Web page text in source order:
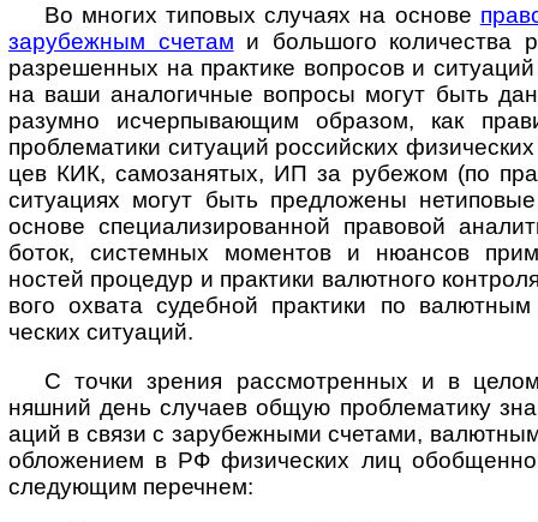
Во многих типовых случаях на основе
зару­беж­ным счетам и боль­шого коли­чества
разре­шенных на прак­тике воп­ро­сов и
на ваши анало­гич­ные воп­росы могут быть
разумно исчер­пы­ва­ющим образом, как
пробле­матики ситу­аций рос­сий­ских
цев КИК, само­за­нятых, ИП за рубе­жом (по
ситу­ациях могут быть пред­ложены
основе специ­а­лизи­ро­ван­ной право­вой
боток, систем­ных момен­тов и нюан­сов
ностей проце­дур и прак­тики валют­ного
вого охвата судеб­ной прак­тики по
ческих ситуаций.
С точки зрения рассмотренных и в
няшний день слу­чаев общую пробле­матику
аций в связи с зару­беж­ными сче­тами,
обло­жением в РФ физи­чес­ких лиц
следу­ющим переч­нем: